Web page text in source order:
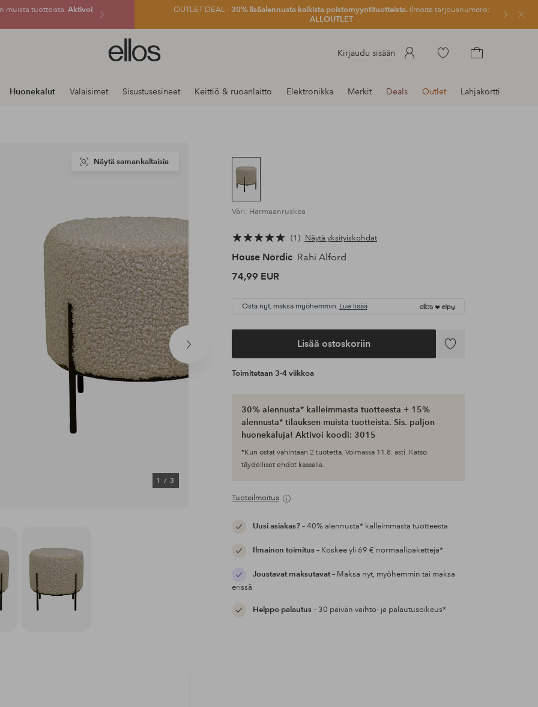
muista tuotteista. Aktivoi
OUTLET DEAL -30% lisäalennusta kaikista poistomyyntituotteista.Ilmoita tarjousnumero:
ALLOUTLET
Sulje
Ellos-
logo
siirry
Kirjaudu sisään
Siirry
Huonekalut Valaisimet Sisustusesineet Keittiö & ruoanlaitto Elektronikka Merkit Deals Outlet Lahjakortti
Seuraava
1/ 3
Näytä samankaltaisia
Väri: Harmaanruskea
1 Näytä yksityiskohdat
House Nordic Rahi Alford
74,99 EUR
Osta nyt, maksa myöhemmin. Lue lisää
Lisää ostoskoriin
Lisää
Toimitetaan 3-4 viikkoa
30% alennusta* kalleimmasta tuotteesta + 15%
alennusta* tilauksen muista tuotteista. Sis. paljon
huonekaluja! Aktivoi koodi: 3015
*Kun ostat vähintään 2 tuotetta. Voimassa 11.8. asti. Katso
täydelliset ehdot kassalla.
Tuoteilmoitus
Uusi asiakas?– 40% alennusta* kalleimmasta tuotteesta
Ilmainen toimitus– Koskee yli 69 € normaalipaketteja*
Joustavat maksutavat– Maksa nyt, myöhemmin tai maksa
erissä
Helppo palautus– 30 päivän vaihto- ja palautusoikeus*